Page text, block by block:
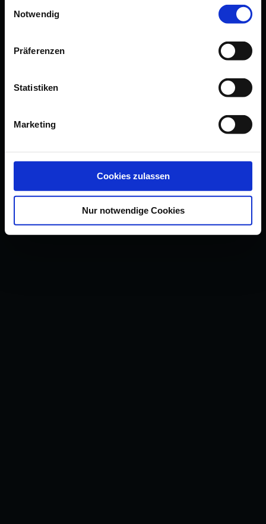
Notwendig
Präferenzen
Statistiken
Marketing
Cookies zulassen
Nur notwendige Cookies